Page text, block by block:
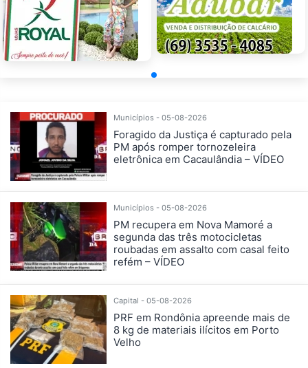
Municípios - 05-08-2026
Foragido da Justiça é capturado pela
PM após romper tornozeleira
eletrônica em Cacaulândia – VÍDEO
Municípios - 05-08-2026
PM recupera em Nova Mamoré a
segunda das três motocicletas
roubadas em assalto com casal feito
refém – VÍDEO
Capital - 05-08-2026
PRF em Rondônia apreende mais de
8 kg de materiais ilícitos em Porto
Velho